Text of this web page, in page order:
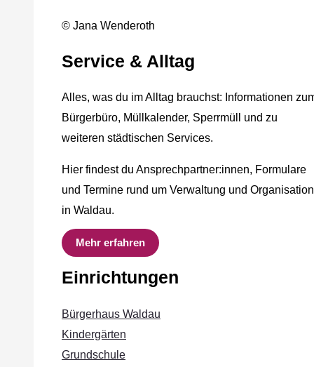
© Jana Wenderoth
Service & Alltag
Alles, was du im Alltag brauchst: Informationen
Bürgerbüro, Müllkalender, Sperrmüll und zu
weiteren städtischen Services.
Hier findest du Ansprechpartner:innen, Formulare
und Termine rund um Verwaltung und Organisation
in Waldau.
Mehr erfahren
Einrichtungen
Bürgerhaus Waldau
Kindergärten
Grundschule